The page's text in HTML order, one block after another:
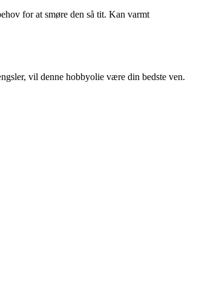
for at smøre den så tit. Kan varmt
vil denne hobbyolie være din bedste ven.